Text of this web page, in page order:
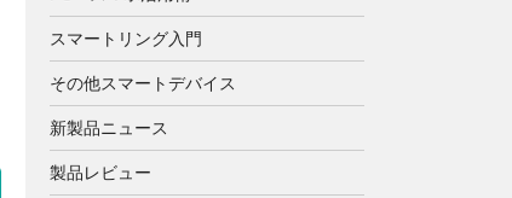
スマートリング入門
その他スマートデバイス
新製品ニュース
製品レビュー